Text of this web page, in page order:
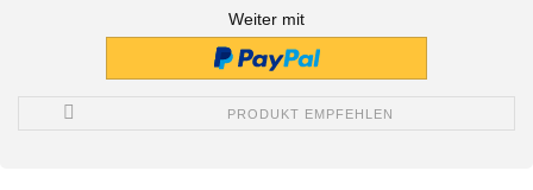
Weiter mit
PRODUKT EMPFEHLEN